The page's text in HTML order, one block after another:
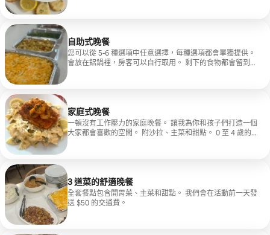
自助式晚餐
您可以從 5-6 種選項中任意選擇，每種選項都會單獨提供。
會放在鋁鍋裡，房客可以自行取用。 剩下的食物都會留到隔
家庭式晚餐
一頓沒有工作壓力的家庭晚餐。 讓我為你和孩子們打造一個
大家都會喜歡的空間。 附沙拉、主菜和甜點。 0 至 4 歲的
3 道菜的舒適晚餐
全套餐點包含開胃菜、主菜和甜點。 我們會在活動前一天發
送 $50 的交通費。